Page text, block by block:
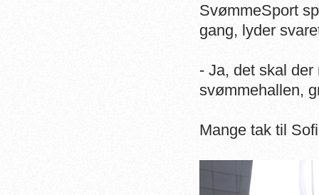
SvømmeSport
gang, lyder
- Ja, det skal
svømmehallen,
Mange tak til